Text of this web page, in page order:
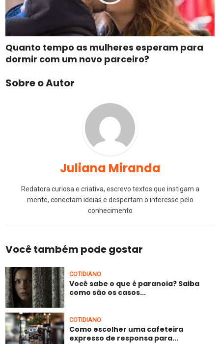
Quanto tempo as mulheres esperam para
dormir com um novo parceiro?
Sobre o Autor
Juliana Miranda
Redatora curiosa e criativa, escrevo textos que instigam a
mente, conectam ideias e despertam o interesse pelo
conhecimento
Você também pode gostar
COTIDIANO
Você sabe o que é paranoia? Saiba
como são os casos...
COTIDIANO
Como escolher uma cafeteira
expresso de responsa para...